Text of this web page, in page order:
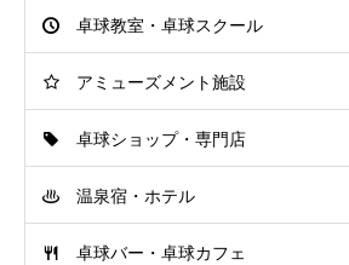
卓球教室・卓球スクール
アミューズメント施設
卓球ショップ・専門店
温泉宿・ホテル
卓球バー・卓球カフェ